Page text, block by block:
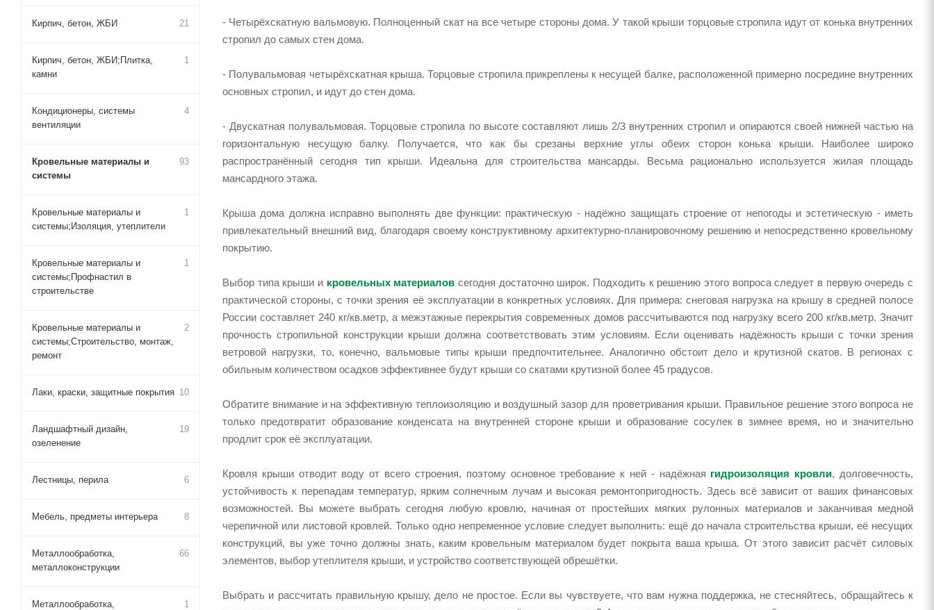
- Четырёхскатную вальмовую. Полноценный скат на все четыре стороны дома. У такой крыши торцовые стропила идут от конька внутренних
стропил до самых стен дома.
- Полувальмовая четырёхскатная крыша. Торцовые стропила прикреплены к несущей балке, расположенной примерно посредине внутренних
основных стропил, и идут до стен дома.
- Двускатная полувальмовая. Торцовые стропила по высоте составляют лишь 2/3 внутренних стропил и опираются своей нижней частью на
горизонтальную несущую балку. Получается, что как бы срезаны верхние углы обеих сторон конька крыши. Наиболее широко
распространённый сегодня тип крыши. Идеальна для строительства мансарды. Весьма рационально используется жилая площадь
мансардного этажа.
Крыша дома должна исправно выполнять две функции: практическую - надёжно защищать строение от непогоды и эстетическую - иметь
привлекательный внешний вид, благодаря своему конструктивному архитектурно-планировочному решению и непосредственно кровельному
покрытию.
Выбор типа крыши и кровельных материалов сегодня достаточно широк. Подходить к решению этого вопроса следует в первую очередь с
практической стороны, с точки зрения её эксплуатации в конкретных условиях. Для примера: снеговая нагрузка на крышу в средней полосе
России составляет 240 кг/кв.метр, а межэтажные перекрытия современных домов рассчитываются под нагрузку всего 200 кг/кв.метр. Значит
прочность стропильной конструкции крыши должна соответствовать этим условиям. Если оценивать надёжность крыши с точки зрения
ветровой нагрузки, то, конечно, вальмовые типы крыши предпочтительнее. Аналогично обстоит дело и крутизной скатов. В регионах с
обильным количеством осадков эффективнее будут крыши со скатами крутизной более 45 градусов.
Обратите внимание и на эффективную теплоизоляцию и воздушный зазор для проветривания крыши. Правильное решение этого вопроса не
только предотвратит образование конденсата на внутренней стороне крыши и образование сосулек в зимнее время, но и значительно
продлит срок её эксплуатации.
Кровля крыши отводит воду от всего строения, поэтому основное требование к ней - надёжная гидроизоляция кровли, долговечность,
устойчивость к перепадам температур, ярким солнечным лучам и высокая ремонтопригодность. Здесь всё зависит от ваших финансовых
возможностей. Вы можете выбрать сегодня любую кровлю, начиная от простейших мягких рулонных материалов и заканчивая медной
черепичной или листовой кровлей. Только одно непременное условие следует выполнить: ещё до начала строительства крыши, её несущих
конструкций, вы уже точно должны знать, каким кровельным материалом будет покрыта ваша крыша. От этого зависит расчёт силовых
элементов, выбор утеплителя крыши, и устройство соответствующей обрешётки.
Выбрать и рассчитать правильную крышу, дело не простое. Если вы чувствуете, что вам нужна поддержка, не стесняйтесь, обращайтесь к
Кирпич, бетон, ЖБИ 21
Кирпич, бетон, ЖБИ;Плитка,
камни
1
Кондиционеры, системы
вентиляции
4
Кровельные материалы и
системы
93
Кровельные материалы и
системы;Изоляция, утеплители
1
Кровельные материалы и
системы;Профнастил в
строительстве
1
Кровельные материалы и
системы;Строительство, монтаж,
ремонт
2
Лаки, краски, защитные покрытия 10
Ландшафтный дизайн,
озеленение
19
Лестницы, перила 6
Мебель, предметы интерьера 8
Металлообработка,
металлоконструкции
66
Металлообработка,
1